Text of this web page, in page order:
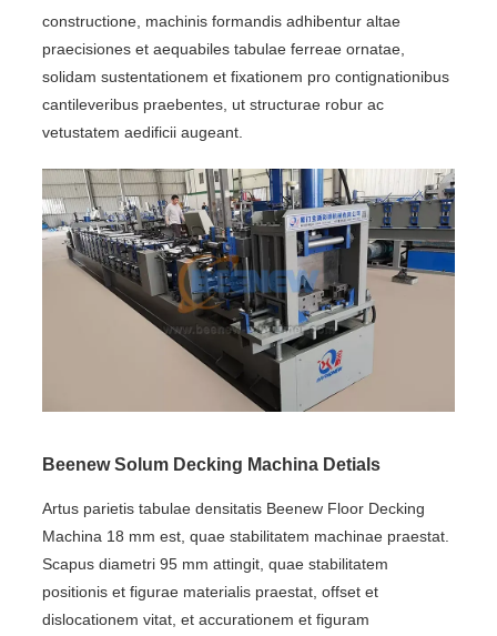
constructione, machinis formandis adhibentur altae
praecisiones et aequabiles tabulae ferreae ornatae,
solidam sustentationem et fixationem pro contignationibus
cantileveribus praebentes, ut structurae robur ac
vetustatem aedificii augeant.
Beenew Solum Decking Machina Detials
Artus parietis tabulae densitatis Beenew Floor Decking
Machina 18 mm est, quae stabilitatem machinae praestat.
Scapus diametri 95 mm attingit, quae stabilitatem
positionis et figurae materialis praestat, offset et
dislocationem vitat, et accurationem et figuram